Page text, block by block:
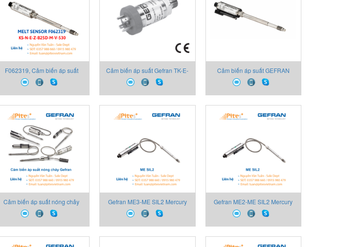
F062319, Cảm biến áp suất
nóng chảy Gefran F062319,
Gefran Vietnam
Cảm biến áp suất Gefran TK-E-
1-E-B35D-M-V, Đại lý Gefran
Việt Nam
Cảm biến áp suất GEFRAN
ME2-6-M-B05C-1-4-D
Cảm biến áp suất nóng chảy
Gefran, Melt Sensor Gefran
Gefran ME3-ME SIL2 Mercury
Filled Gefran Việt Nam
Gefran ME2-ME SIL2 Mercury
Filled Gefran Việt Nam